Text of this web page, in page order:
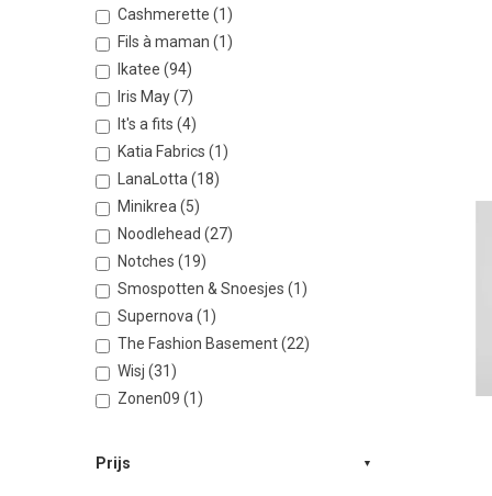
Cashmerette (1)
Fils à maman (1)
Ikatee (94)
Iris May (7)
It's a fits (4)
Katia Fabrics (1)
LanaLotta (18)
Minikrea (5)
Noodlehead (27)
Notches (19)
Smospotten & Snoesjes (1)
Supernova (1)
The Fashion Basement (22)
Wisj (31)
Zonen09 (1)
Prijs